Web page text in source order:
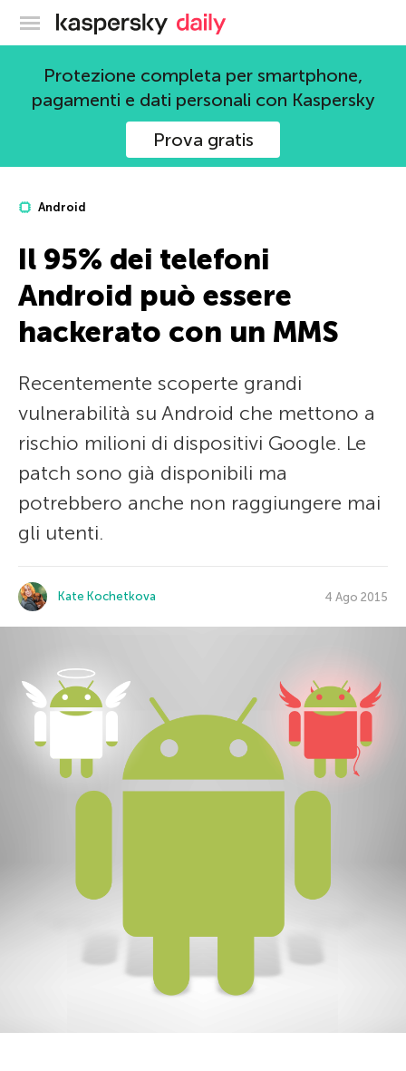
Blog ufficiale di Kaspersky
Protezione completa per smartphone,
pagamenti e dati personali con Kaspersky
Prova gratis
Android
Il 95% dei telefoni
Android può essere
hackerato con un MMS
Recentemente scoperte grandi
vulnerabilità su Android che mettono a
rischio milioni di dispositivi Google. Le
patch sono già disponibili ma
potrebbero anche non raggiungere mai
gli utenti.
Kate Kochetkova 4 Ago 2015